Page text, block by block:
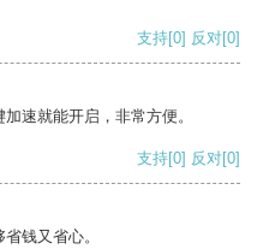
支持[0] 反对[0]
速就能开启，非常方便。
支持[0] 反对[0]
钱又省心。